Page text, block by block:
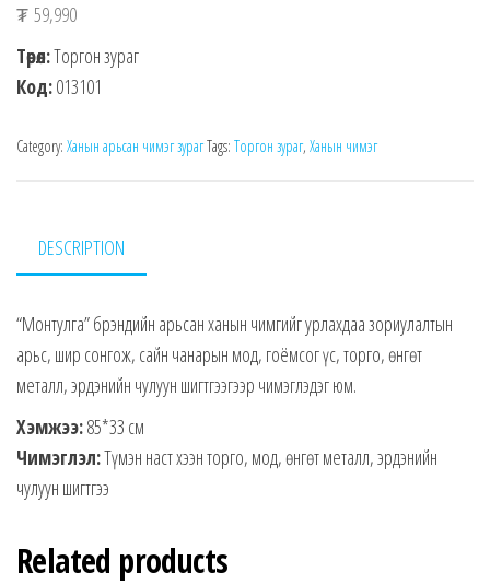
₮ 59,990
Төрөл:Торгон зураг
Код:013101
Category: Ханын арьсан чимэг зурагTags: Торгон зураг, Ханын чимэг
DESCRIPTION
“Монтулга” брэндийн арьсан ханын чимгийг урлахдаа зориулалтын
арьс, шир сонгож, сайн чанарын мод, гоёмсог үс, торго, өнгөт
металл, эрдэнийн чулуун шигтгээгээр чимэглэдэг юм.
Хэмжээ:85*33 см
Чимэглэл:Түмэн наст хээн торго, мод, өнгөт металл, эрдэнийн
чулуун шигтгээ
Related products